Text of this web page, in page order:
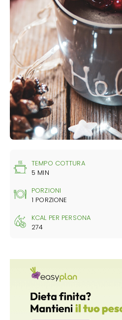
TEMPO COTTURA
5 MIN
PORZIONI
1 PORZIONE
KCAL PER PERSONA
274